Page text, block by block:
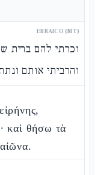
EBRAICO (MT)
וכרתי להם ברית
והרביתי אותם
καὶ θήσω τὰ